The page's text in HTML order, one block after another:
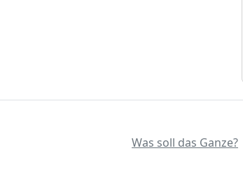
Was soll das Ganze?